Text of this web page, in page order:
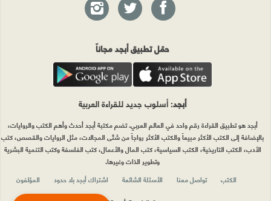
حمّل تطبيق أبجد مجاناً
أبجد: أسلوب جديد للقراءة العربية
أبجد هو تطبيق القراءة رقم واحد في العالم العربي. تضم مكتبة أبجد أحدث وأهم الكتب والروايات،
بالإضافة إلى الكتب الأكثر مبيعاً والكتب الأكثر رواجاً من شتّى المجالات، مثل الروايات والقصص، كتب
الأدب، الكتب التاريخية، الكتب السياسية، كتب المال والأعمال، كتب الفلسفة وكتب التنمية البشرية
وتطوير الذات وغيرها.
الكتب
تواصل معنا الأسئلة الشائعة اشتراك أبجد بلا حدود
المؤلفون